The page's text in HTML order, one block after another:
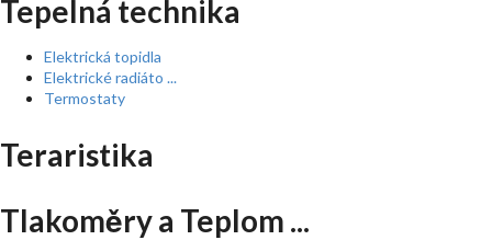
Tepelná technika
Elektrická topidla
Elektrické radiáto ...
Termostaty
Teraristika
Tlakoměry a Teplom ...